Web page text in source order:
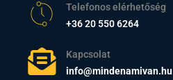
Telefonos elérhetőség
+36 20 550 6264
Kapcsolat
info@mindenamivan.hu